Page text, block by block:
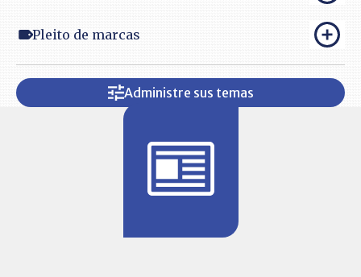
Pleito de marcas
Administre sus temas